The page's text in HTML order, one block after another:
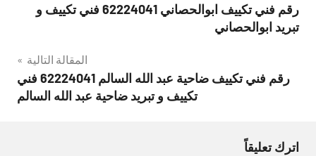
المقالات
رقم فني تكييف ابوالحصاني 62224041 فني تكييف و
تبريد ابوالحصاني
المقالة التالية
رقم فني تكييف ضاحية عبد الله السالم 62224041 فني
تكييف و تبريد ضاحية عبد الله السالم
اترك تعليقاً